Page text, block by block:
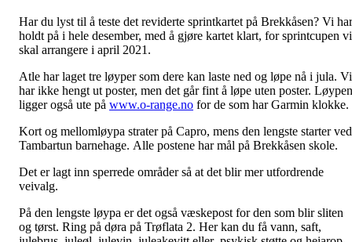
Har du lyst til å teste det reviderte sprintkartet på Brekkåsen? Vi har
holdt på i hele desember, med å gjøre kartet klart, for sprintcupen vi
skal arrangere i april 2021.
Atle har laget tre løyper som dere kan laste ned og løpe nå i jula. Vi
har ikke hengt ut poster, men det går fint å løpe uten poster.
ligger også ute på www.o-range.no for de som har Garmin klokke.
Kort og mellomløypa strater på Capro, mens den lengste starter ved
Tambartun barnehage. Alle postene har mål på Brekkåsen skole.
Det er lagt inn sperrede områder så at det blir mer utfordrende
veivalg.
På den lengste løypa er det også væskepost for den som blir sliten
og tørst. Ring på døra på Trøflata 2. Her kan du få vann, saft,